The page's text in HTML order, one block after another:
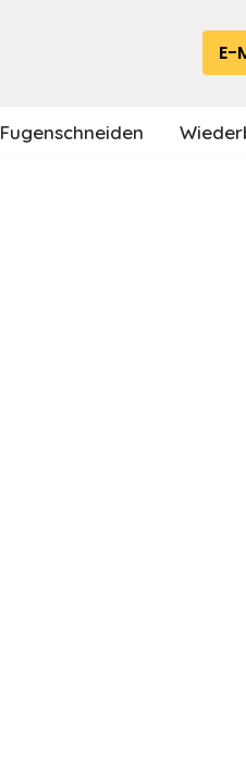
E-
Fugenschneiden